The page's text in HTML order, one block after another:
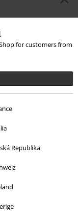
for customers from
Republika